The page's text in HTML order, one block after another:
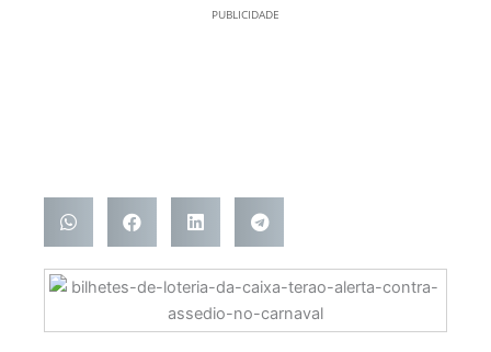
PUBLICIDADE